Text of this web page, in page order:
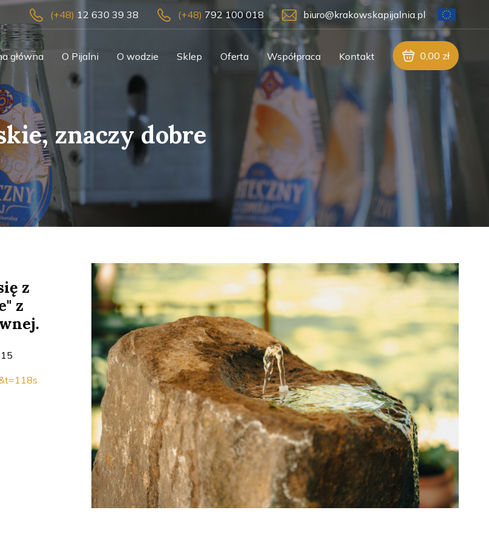
(+48) 12 630 39 38 (+48) 792 100 018 biuro@krakowskapijalnia.pl
główna O Pijalni O wodzie Sklep Oferta Współpraca Kontakt 0,00 zł
znaczy dobre
z
z